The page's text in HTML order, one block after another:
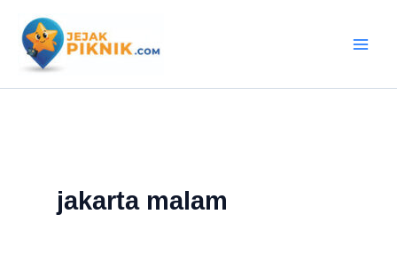
konten
jakarta malam